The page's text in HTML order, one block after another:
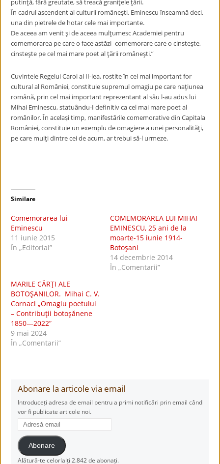
putinţă, fără greutate, să treacă graniţele ţării.
În cadrul ascendent al culturii româneşti, Eminescu înseamnă deci,
una din pietrele de hotar cele mai importante.
De aceea am venit şi de aceea mulţumesc Academiei pentru
comemorarea pe care o face astăzi- comemorare care o cinsteşte,
cinsteşte pe cel mai mare poet al ţării româneşti.”
Cuvintele Regelui Carol al II-lea, rostite în cel mai important for
cultural al României, constituie supremul omagiu pe care naţiunea
română, prin cel mai important reprezentant al său l-au adus lui
Mihai Eminescu, statuându-I definitiv ca cel mai mare poet al
românilor. În același timp, manifestările comemorative din Capitala
României, constituie un exemplu de omagiere a unei personalităţi,
pe care mulţi dintre cei de acum, ar trebui să-l urmeze.
Similare
Comemorarea lui
Eminescu
11 iunie 2015
În „Editorial”
COMEMORAREA LUI MIHAI
EMINESCU, 25 ani de la
moarte-15 iunie 1914-
Botoşani
14 decembrie 2014
În „Comentarii”
MARILE CĂRŢI ALE
BOTOŞANILOR. Mihai C. V.
Cornaci „Omagiu poetului
– Contribuţii botoşănene
1850—2022”
9 mai 2024
În „Comentarii”
Abonare la articole via email
Introduceți adresa de email pentru a primi notificări prin email când
vor fi publicate articole noi.
Adresă
email
Abonare
Alătură-te celorlalți 2.842 de abonați.